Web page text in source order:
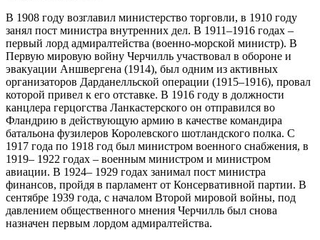
В 1908 году возглавил министерство торговли, в 1910 году
занял пост министра внутренних дел. В 1911–1916 годах –
первый лорд адмиралтейства (военно-морской министр). В
Первую мировую войну Черчилль участвовал в обороне и
эвакуации Аншвергена (1914), был одним из активных
организаторов Дарданелльской операции (1915–1916), провал
которой привел к его отставке. В 1916 году в должности
канцлера герцогства Ланкастерского он отправился во
Фландрию в действующую армию в качестве командира
батальона фузилеров Королевского шотландского полка. С
1917 года по 1918 год был министром военного снабжения, в
1919– 1922 годах – военным министром и министром
авиации. В 1924– 1929 годах занимал пост министра
финансов, пройдя в парламент от Консервативной партии. В
сентябре 1939 года, с началом Второй мировой войны, под
давлением общественного мнения Черчилль был снова
назначен первым лордом адмиралтейства.